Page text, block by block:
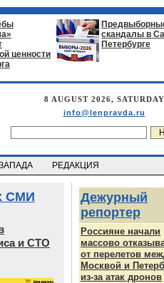
ценности
скандалы в
Петербурге
8 AUGUST 2026, SATURDAY
info@lenpravda.ru
РЕДАКЦИЯ
СМИ
и СТО
Дежурный
репортер
Россияне начали
массово
от перелетов
Москвой и
из-за атак дронов